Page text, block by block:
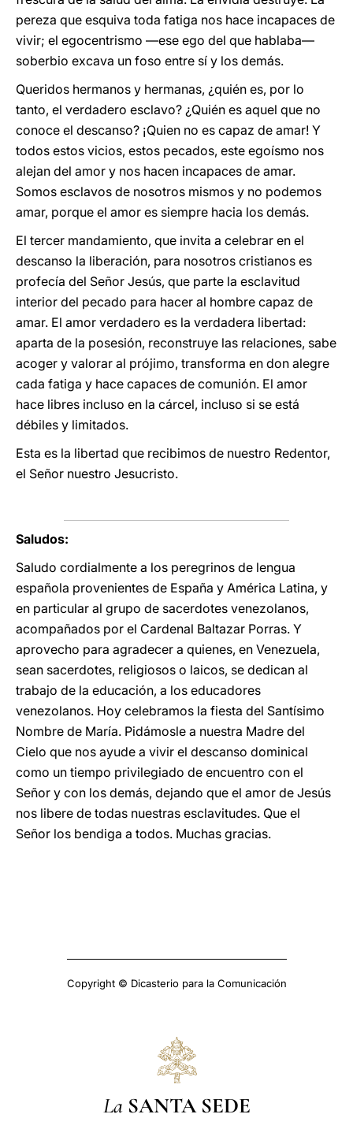
pereza que esquiva toda fatiga nos hace incapaces de
vivir; el egocentrismo —ese ego del que hablaba—
soberbio excava un foso entre sí y los demás.
Queridos hermanos y hermanas, ¿quién es, por lo
tanto, el verdadero esclavo? ¿Quién es aquel que no
conoce el descanso? ¡Quien no es capaz de amar! Y
todos estos vicios, estos pecados, este egoísmo nos
alejan del amor y nos hacen incapaces de amar.
Somos esclavos de nosotros mismos y no podemos
amar, porque el amor es siempre hacia los demás.
El tercer mandamiento, que invita a celebrar en el
descanso la liberación, para nosotros cristianos es
profecía del Señor Jesús, que parte la esclavitud
interior del pecado para hacer al hombre capaz de
amar. El amor verdadero es la verdadera libertad:
aparta de la posesión, reconstruye las relaciones, sabe
acoger y valorar al prójimo, transforma en don alegre
cada fatiga y hace capaces de comunión. El amor
hace libres incluso en la cárcel, incluso si se está
débiles y limitados.
Esta es la libertad que recibimos de nuestro Redentor,
el Señor nuestro Jesucristo.
Saludos:
Saludo cordialmente a los peregrinos de lengua
española provenientes de España y América Latina, y
en particular al grupo de sacerdotes venezolanos,
acompañados por el Cardenal Baltazar Porras. Y
aprovecho para agradecer a quienes, en Venezuela,
sean sacerdotes, religiosos o laicos, se dedican al
trabajo de la educación, a los educadores
venezolanos. Hoy celebramos la fiesta del Santísimo
Nombre de María. Pidámosle a nuestra Madre del
Cielo que nos ayude a vivir el descanso dominical
como un tiempo privilegiado de encuentro con el
Señor y con los demás, dejando que el amor de Jesús
nos libere de todas nuestras esclavitudes. Que el
Señor los bendiga a todos. Muchas gracias.
Copyright © Dicasterio para la Comunicación
La SANTA SEDE